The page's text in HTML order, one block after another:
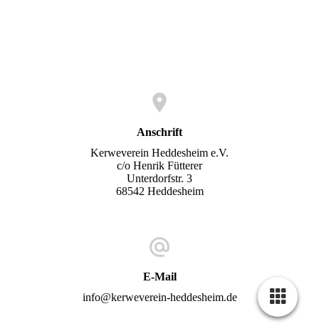
Anschrift
Kerweverein Heddesheim e.V.
c/o Henrik Fütterer
Unterdorfstr. 3
68542 Heddesheim
E-Mail
info@kerweverein-heddesheim.de